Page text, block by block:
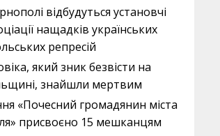
відбудуться установчі
нащадків українських
репресій
який зник безвісти на
знайшли мертвим
«Почесний громадянин міста
присвоєно 15 мешканцям